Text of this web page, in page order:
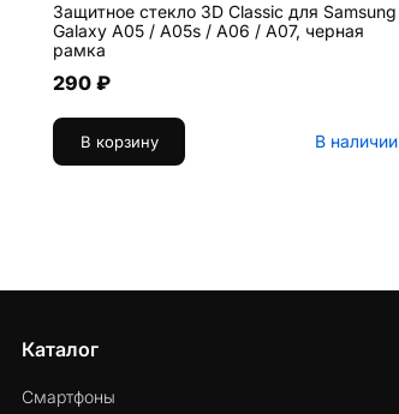
Защитное стекло 3D Classic для Samsung
Galaxy A05 / A05s / A06 / A07, черная
рамка
290 ₽
В корзину В наличии
Каталог
Смартфоны